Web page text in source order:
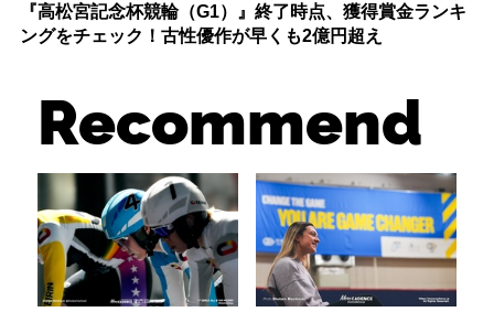
『高松宮記念杯競輪（G1）』終了時点、獲得賞金ランキ
ングをチェック！古性優作が早くも2億円超え
Recommend